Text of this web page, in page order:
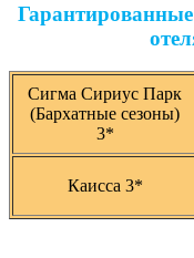
Сигма Сириус Парк
(Бархатные сезоны)
3*
Каисса 3*